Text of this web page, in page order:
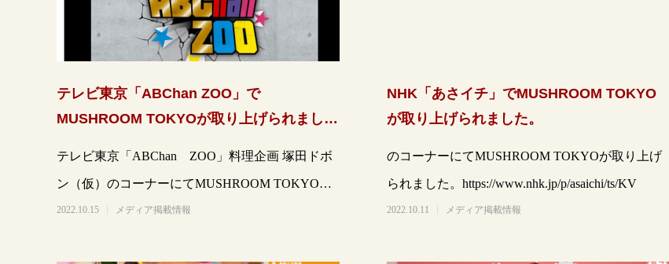
テレビ東京「ABChan ZOO」で
MUSHROOM TOKYOが取り上げられまし
テレビ東京「ABChan ZOO」料理企画 塚田ドボ
ン（仮）のコーナーにてMUSHROOM TOKYOが
取り上げられました。http
2022.10.15 メディア掲載情報
NHK「あさイチ」でMUSHROOM TOKYO
が取り上げられました。
のコーナーにてMUSHROOM TOKYOが取り上げ
られました。https://www.nhk.jp/p/asaichi/ts/KV
2022.10.11 メディア掲載情報